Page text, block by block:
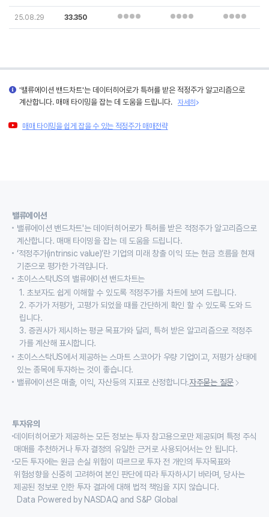
25.08.29 33.350
'밸류에이션 밴드차트'는 데이터히어로가 특허를 받은 적정주가 알고리즘으로
계산합니다. 매매 타이밍을 잡는 데 도움을 드립니다.
자세히
매매 타이밍을 쉽게 잡을 수 있는 적정주가 매매전략
밸류에이션
밸류에이션 밴드차트'는 데이터히어로가 특허를 받은 적정주가 알고리즘으로
계산합니다. 매매 타이밍을 잡는 데 도움을 드립니다.
‘적정주가(intrinsic value)’란 기업의 미래 창출 이익 또는 현금 흐름을 현재
기준으로 평가한 가격입니다.
초이스스탁US의 밸류에이션 밴드차트는
1. 초보자도 쉽게 이해할 수 있도록 적정주가를 차트에 보여 드립니다.
2. 주가가 저평가, 고평가 되었을 때를 간단하게 확인 할 수 있도록 도와 드
립니다.
3. 증권사가 제시하는 평균 목표가와 달리, 특허 받은 알고리즘으로 적정주
가를 계산해 표시합니다.
초이스스탁US에서 제공하는 스마트 스코어가 우량 기업이고, 저평가 상태에
있는 종목에 투자하는 것이 좋습니다.
밸류에이션은 매출, 이익, 자산등의 지표로 산정합니다.자주묻는 질문
투자유의
데이터히어로가 제공하는 모든 정보는 투자 참고용으로만 제공되며 특정 주식
매매를 추천하거나 투자 결정의 유일한 근거로 사용되어서는 안 됩니다.
모든 투자에는 원금 손실 위험이 따르므로 투자 전 개인의 투자목표와
위험성향을 신중히 고려하여 본인 판단에 따라 투자하시기 바라며, 당사는
제공된 정보로 인한 투자 결과에 대해 법적 책임을 지지 않습니다.
Data Powered by NASDAQ and S&P Global